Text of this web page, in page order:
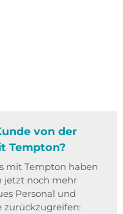
von der
Tempton?
mit Tempton haben
jetzt noch mehr
Personal und
zurückzugreifen: